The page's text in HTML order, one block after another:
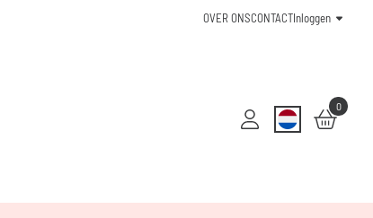
OVER ONSCONTACTInloggen
0